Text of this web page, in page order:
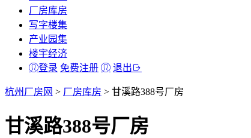
厂房库房
写字楼集
产业园集
楼宇经济
登录 免费注册 退出
杭州厂房网 > 厂房库房 > 甘溪路388号厂房
甘溪路388号厂房